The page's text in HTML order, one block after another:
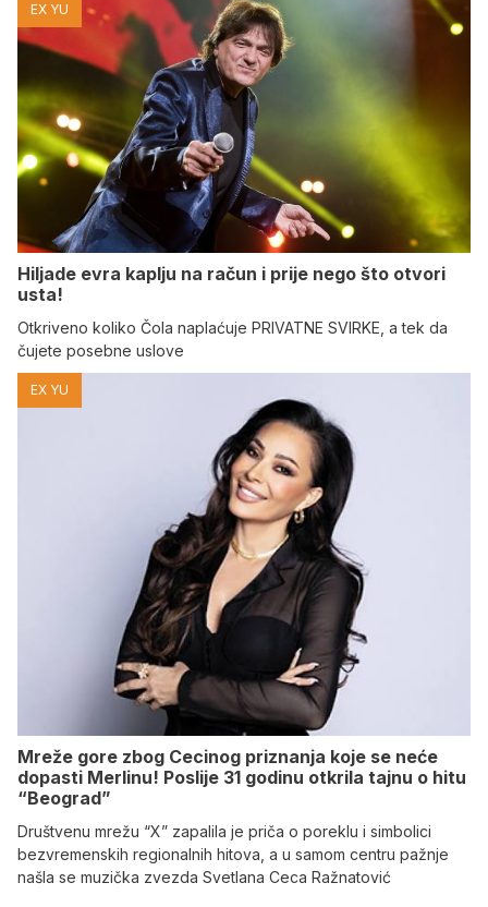
EX YU
Hiljade evra kaplju na račun i prije nego što otvori
usta!
Otkriveno koliko Čola naplaćuje PRIVATNE SVIRKE, a tek da
čujete posebne uslove
EX YU
Mreže gore zbog Cecinog priznanja koje se neće
dopasti Merlinu! Poslije 31 godinu otkrila tajnu o hitu
“Beograd”
Društvenu mrežu “X” zapalila je priča o poreklu i simbolici
bezvremenskih regionalnih hitova, a u samom centru pažnje
našla se muzička zvezda Svetlana Ceca Ražnatović